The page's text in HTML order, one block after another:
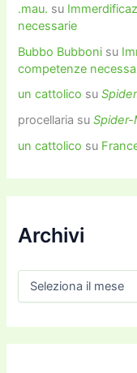
.mau. su
necessarie
Bubbo Bubboni su
competenze
un cattolico su
procellaria suSpider-
un cattolico su
Archivi
h
i